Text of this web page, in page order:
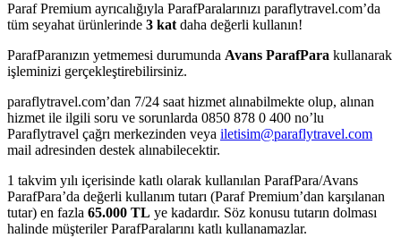
Paraf Premium ayrıcalığıyla ParafParalarınızı paraflytravel.com’da
tüm seyahat ürünlerinde 3 kat daha değerli kullanın!
ParafParanızın yetmemesi durumunda Avans ParafPara kullanarak
işleminizi gerçekleştirebilirsiniz.
paraflytravel.com’dan 7/24 saat hizmet alınabilmekte olup, alınan
hizmet ile ilgili soru ve sorunlarda 0850 878 0 400 no’lu
Paraflytravel çağrı merkezinden veya iletisim@paraflytravel.com
mail adresinden destek alınabilecektir.
1 takvim yılı içerisinde katlı olarak kullanılan ParafPara/Avans
ParafPara’da değerli kullanım tutarı (Paraf Premium’dan karşılanan
tutar) en fazla 65.000 TL ye kadardır. Söz konusu tutarın dolması
halinde müşteriler ParafParalarını katlı kullanamazlar.